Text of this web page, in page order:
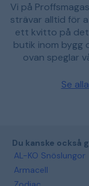
Vi på
strävar alltid för
ett kvitto på
butik inom bygg
ovan speglar
Se
Du kanske också
AL-KO Snöslungor
Armacell